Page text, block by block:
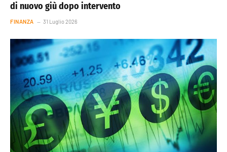
di nuovo giù dopo intervento
FINANZA 31 Luglio 2026